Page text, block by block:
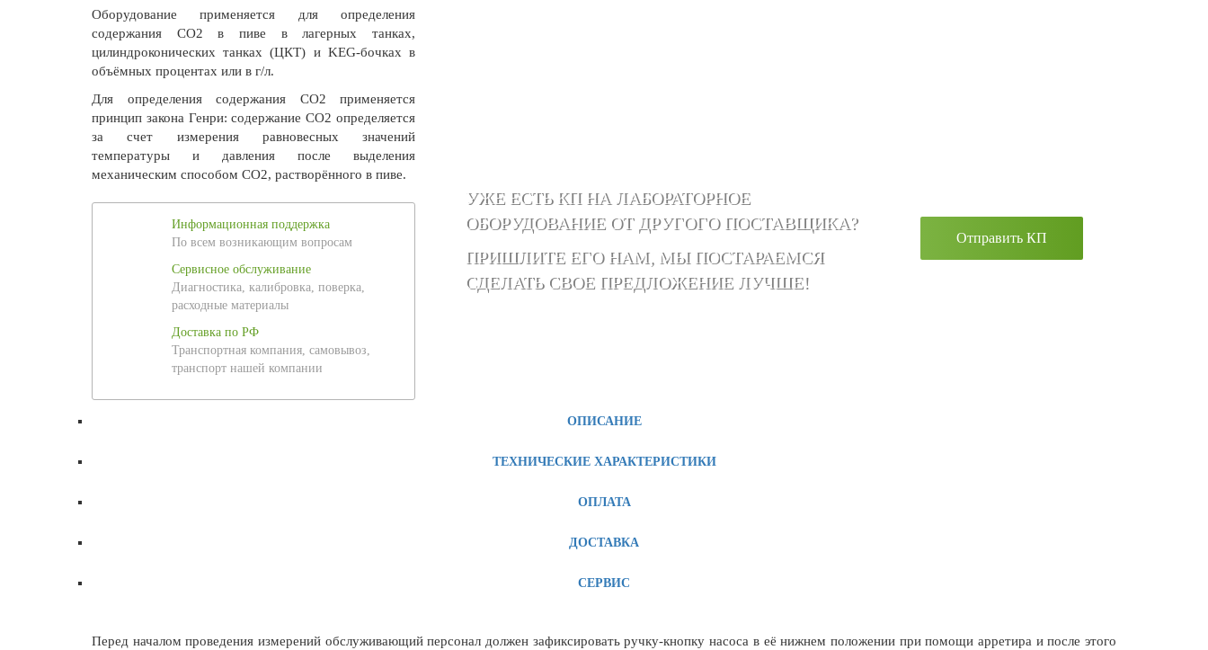
Оборудование применяется для определения
содержания СО2 в пиве в лагерных танках,
цилиндроконических танках (ЦКТ) и KEG-бочках в
объёмных процентах или в г/л.
Для определения содержания СО2 применяется
принцип закона Генри: содержание СО2 определяется
за счет измерения равновесных значений
температуры и давления после выделения
механическим способом СО2, растворённого в пиве.
Информационная поддержка
По всем возникающим вопросам
Сервисное обслуживание
Диагностика, калибровка, поверка,
расходные материалы
Доставка по РФ
Транспортная компания, самовывоз,
транспорт нашей компании
УЖЕ ЕСТЬ КП НА ЛАБОРАТОРНОЕ
ОБОРУДОВАНИЕ ОТ ДРУГОГО ПОСТАВЩИКА?
ПРИШЛИТЕ ЕГО НАМ, МЫ ПОСТАРАЕМСЯ
СДЕЛАТЬ СВОЕ ПРЕДЛОЖЕНИЕ ЛУЧШЕ!
Отправить КП
ОПИСАНИЕ
ТЕХНИЧЕСКИЕ ХАРАКТЕРИСТИКИ
ОПЛАТА
ДОСТАВКА
СЕРВИС
Перед началом проведения измерений обслуживающий персонал должен зафиксировать ручку-кнопку насоса в её нижнем положении при помощи арретира и после этого